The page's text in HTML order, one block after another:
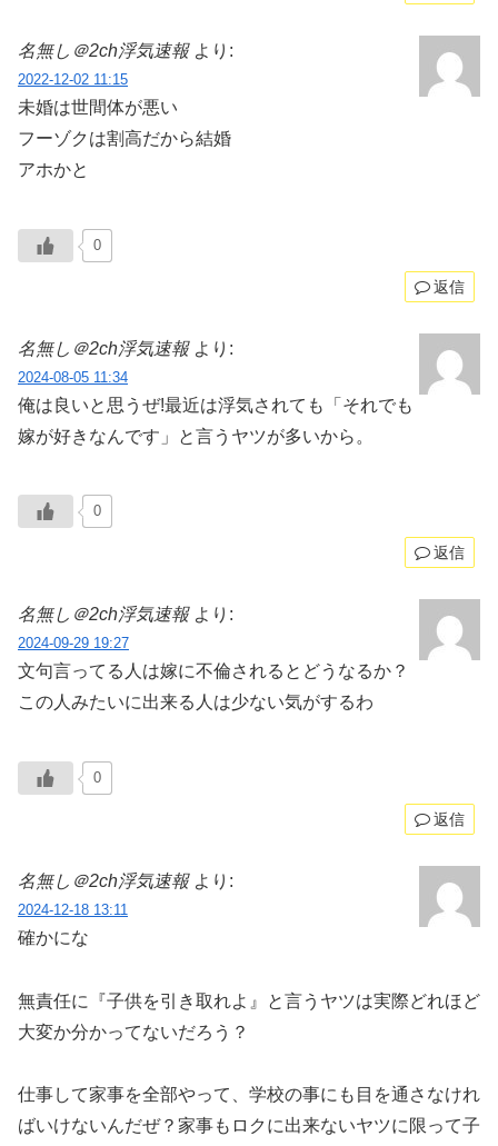
名無し＠2ch浮気速報 より:
2022-12-02 11:15
未婚は世間体が悪い
フーゾクは割高だから結婚
アホかと
0
返信
名無し＠2ch浮気速報 より:
2024-08-05 11:34
俺は良いと思うぜ!最近は浮気されても「それでも
嫁が好きなんです」と言うヤツが多いから。
0
返信
名無し＠2ch浮気速報 より:
2024-09-29 19:27
文句言ってる人は嫁に不倫されるとどうなるか？
この人みたいに出来る人は少ない気がするわ
0
返信
名無し＠2ch浮気速報 より:
2024-12-18 13:11
確かにな
無責任に『子供を引き取れよ』と言うヤツは実際どれほど
大変か分かってないだろう？
仕事して家事を全部やって、学校の事にも目を通さなけれ
ばいけないんだぜ？家事もロクに出来ないヤツに限って子